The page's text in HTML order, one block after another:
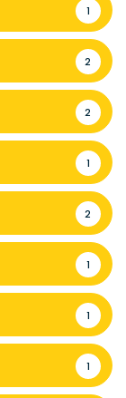
1
2
2
1
2
1
1
1